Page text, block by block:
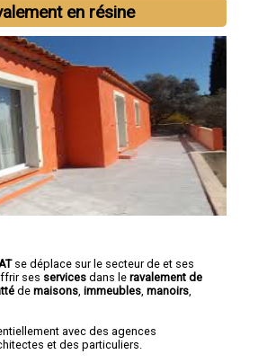
en résine
se déplace sur le secteur de et ses
ses services dans le ravalement de
de maisons immeubles manoirs
avec des agences
et des particuliers.